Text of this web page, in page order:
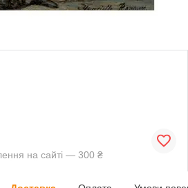
на сайті — 300 ₴